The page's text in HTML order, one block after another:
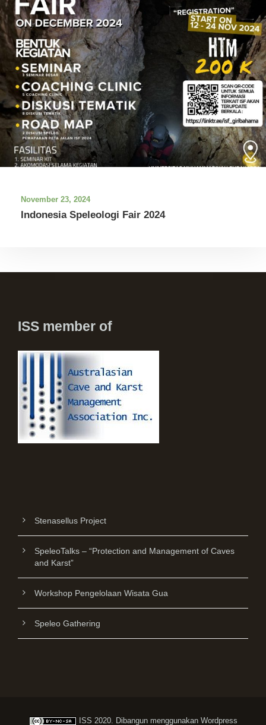
November 23, 2024
Indonesia Speleologi Fair 2024
ISS member of
Stenasellus Project
SpeleoTalks – “Protection and Management of Caves
and Karst”
Workshop Pengelolaan Wisata Gua
Speleo Gathering
ISS 2020. Dibangun menggunakan Wordpress